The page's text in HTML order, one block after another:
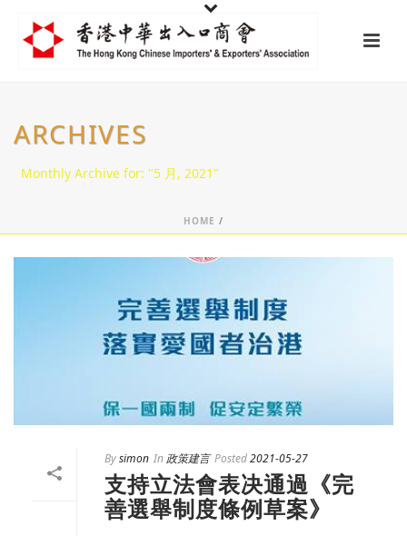
ARCHIVES
Monthly Archive for: "5 月, 2021"
HOME /
Bysimon In 政策建言 Posted2021-05-27
支持立法會表决通過《完
善選舉制度條例草案》